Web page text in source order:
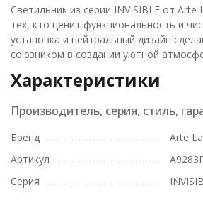
Светильник из серии INVISIBLE от
тех, кто ценит функциональность и
установка и нейтральный дизайн
союзником в создании уютной
Характеристики
Производитель, серия, стиль,
Бренд
Arte
Артикул
Серия